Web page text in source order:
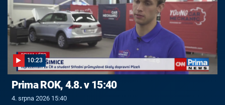
10:23
Prima ROK, 4.8. v 15:40
4. srpna 2026 15:40